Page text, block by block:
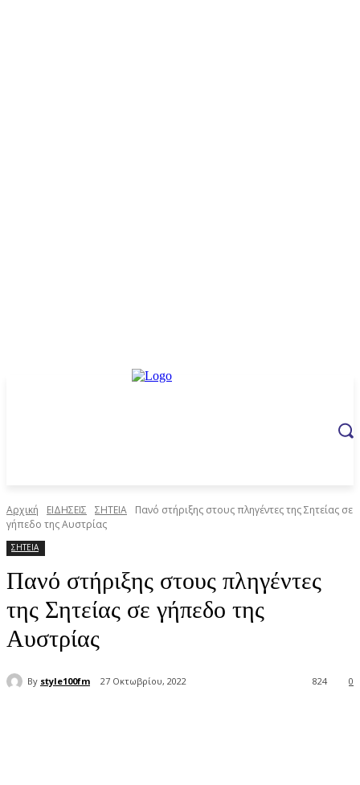
Αρχική ΕΙΔΗΣΕΙΣ ΣΗΤΕΙΑ
Πανό στήριξης στους πληγέντες της Σητείας σε
γήπεδο της Αυστρίας
ΣΗΤΕΙΑ
Πανό στήριξης στους πληγέντες
της Σητείας σε γήπεδο της
Αυστρίας
By style100fm 27 Οκτωβρίου, 2022 0
824